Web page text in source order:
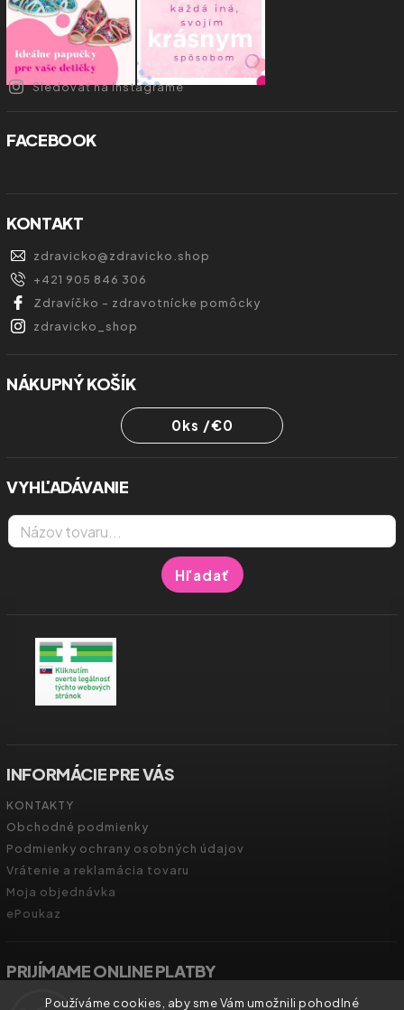
Používáme cookies, aby sme Vám umožnili pohodlné
Sledovať na Instagrame
FACEBOOK
KONTAKT
zdravicko@zdravicko.shop
+421 905 846 306
Zdravíčko - zdravotnícke pomôcky
zdravicko_shop
NÁKUPNÝ KOŠÍK
0ks /€0
VYHĽADÁVANIE
Hľadať
INFORMÁCIE PRE VÁS
KONTAKTY
Obchodné podmienky
Podmienky ochrany osobných údajov
Vrátenie a reklamácia tovaru
Moja objednávka
ePoukaz
PRIJÍMAME ONLINE PLATBY